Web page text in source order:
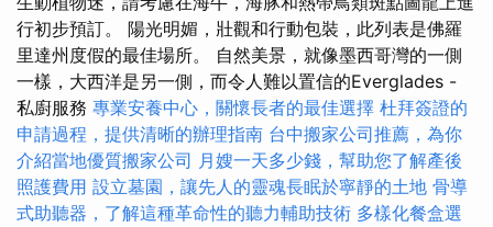
行初步預訂。 陽光明媚，壯觀和行動包裝，此列表是佛羅
里達州度假的最佳場所。 自然美景，就像墨西哥灣的一側
一樣，大西洋是另一側，而令人難以置信的Everglades -
私廚服務 專業安養中心，關懷長者的最佳選擇 杜拜簽證的
申請過程，提供清晰的辦理指南 台中搬家公司推薦，為你
介紹當地優質搬家公司 月嫂一天多少錢，幫助您了解產後
照護費用 設立墓園，讓先人的靈魂長眠於寧靜的土地 骨導
式助聽器，了解這種革命性的聽力輔助技術 多樣化餐盒選